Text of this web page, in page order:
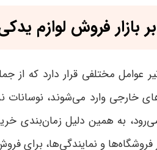
بازار فروش لوازم
عوامل مختلفی قرار دارد که از
خارجی وارد می‌شوند،
به همین دلیل زمان‌بندی
و نمایندگی‌ها، برای